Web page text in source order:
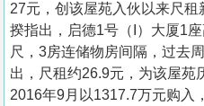
关
於
我
们
27元，创该屋苑入伙以来尺
揆指出，启德1号（I）大厦1
尺，3房连储物房间隔，过去
出，尺租约26.9元，为该屋苑
2016年9月以1317.7万元购入